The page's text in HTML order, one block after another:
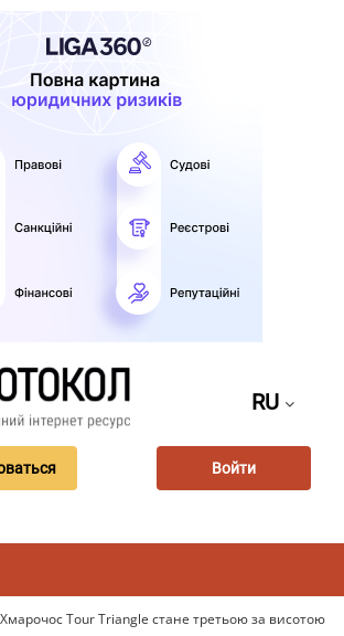
RU
Войти
Хмарочос Tour Triangle стане третьою за висотою